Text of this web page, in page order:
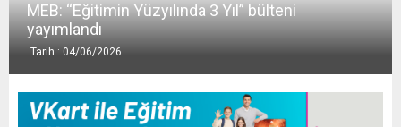
AMEB: “Eğitimin Yüzyılında 3 Yıl” bülteni
yayımlandı
Tarih : 04/06/2026